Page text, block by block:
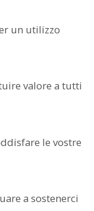
un utilizzo
valore a tutti
le vostre
a sostenerci